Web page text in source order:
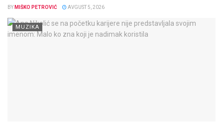
BY MIŠKO PETROVIĆ AVGUST 5, 2026
MUZIKA